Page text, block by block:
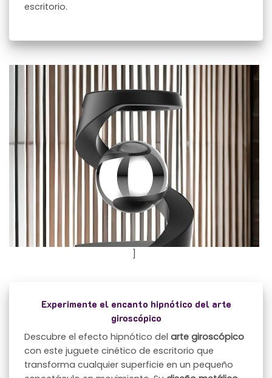
escritorio.
Experimente el encanto hipnótico del arte
giroscópico
Descubre el efecto hipnótico delarte giroscópico
con este juguete cinético de escritorio que
transforma cualquier superficie en un pequeño